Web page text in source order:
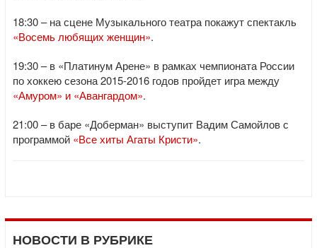
18:30 – на сцене Музыкального театра покажут спектакль
«Восемь любящих женщин».
19:30 – в «Платинум Арене» в рамках чемпионата России
по хоккею сезона 2015-2016 годов пройдет игра между
«Амуром» и «Авангардом».
21:00 – в баре «Доберман» выступит Вадим Самойлов с
программой «Все хиты Агаты Кристи».
НОВОСТИ В РУБРИКЕ